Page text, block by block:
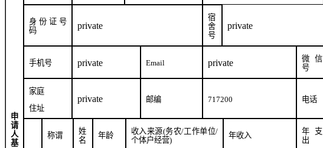
申
请
人
基
身份证号
码
private
宿
舍
号
private
手机号 private Email private
微信
号
家庭
住址
private 邮编 717200 电话
称谓
姓
名
年龄 收入来源(务农/工作单位/
个体户经营)
年收入
年支
出